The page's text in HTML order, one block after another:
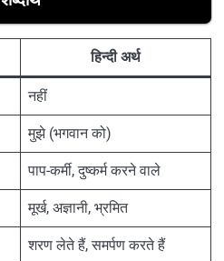
हिन्दी अर्थ
नहीं
मुझे (भगवान को)
पाप-कर्मी, दुष्कर्म करने वाले
मूर्ख, अज्ञानी, भ्रमित
शरण लेते हैं, समर्पण करते हैं